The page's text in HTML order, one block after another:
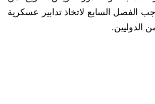
الفصل السابع لاتخاذ تدابير عسكرية
الدوليين.